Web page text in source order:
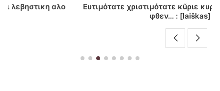
Ευτιμότατε χριστιμότατε κũριε κυρ χριστοκũνε τινά